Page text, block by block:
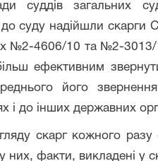
суддів загальних
до суду надійшли
№2-4606/10 та №2-
ефективним
його
і до інших державних
скарг кожного
факти, викладені у